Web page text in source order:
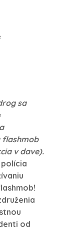
sa
flashmob
v dave).
polícia
od